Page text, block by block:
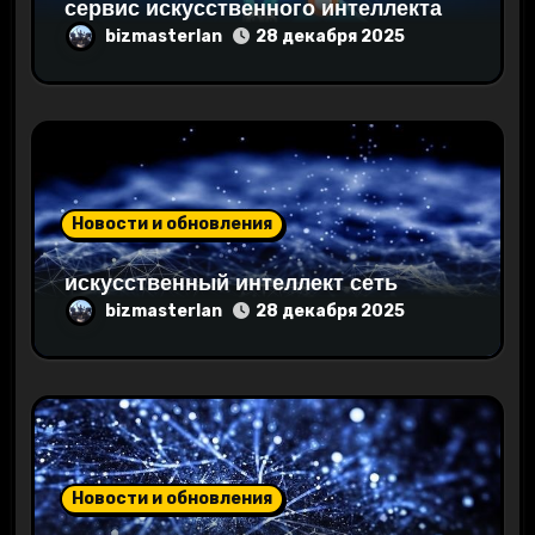
я
м
сервис искусственного интеллекта
bizmasterlan 28 декабря 2025
Новости и обновления
искусственный интеллект сеть
bizmasterlan 28 декабря 2025
Новости и обновления